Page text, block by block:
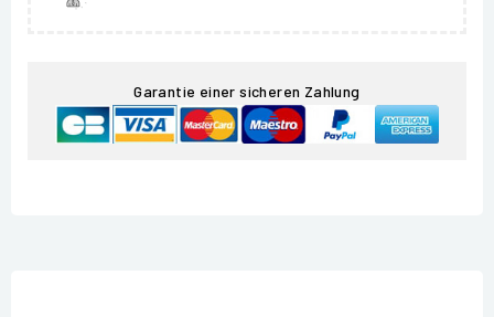
Garantie einer sicheren Zahlung